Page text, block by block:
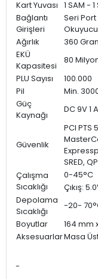
Kart Yuvası 1 SAM - 1
Bağlantı
Girişleri
Seri
Ağırlık
360
EKÜ
Kapasitesi
80
PLU Sayısı
100.000
Pil
Min.
Güç
Kaynağı
DC 9V 1 A
Güvenlik
PCI PTS
SRED,
Çalışma
Sıcaklığı
0-45°C
Çıkış:
Depolama
Sıcaklığı
-20-
Boyutlar
164 mm
AksesuarlarMasa
-